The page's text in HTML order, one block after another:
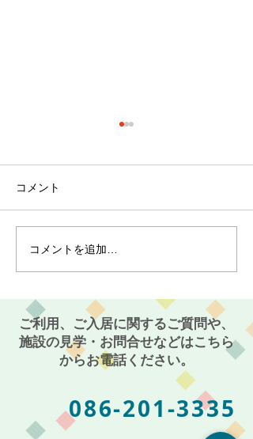
最近のブーム〜小規模多
機能ホーム麻姑の小町伊
コメント
コメントを追加…
ご利用、ご入居に関するご質問や、
施設の見学・お問合せなどはこちら
からお電話ください。
086-201-3335